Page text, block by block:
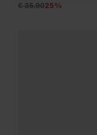
€ 35.9025%